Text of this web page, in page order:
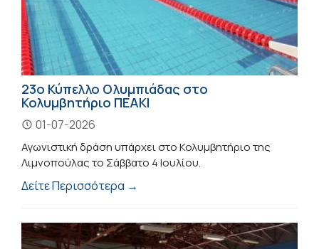
23ο Κύπελλο Ολυμπιάδας στο
Κολυμβητήριο ΠΕΑΚΙ
01-07-2026
Αγωνιστική δράση υπάρχει στο Κολυμβητήριο της
Λιμνοπούλας το Σάββατο 4 Ιουλίου.
Δείτε Περισσότερα →